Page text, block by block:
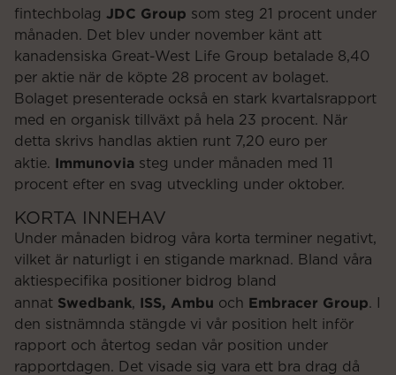
fintechbolag JDC Group som steg 21 procent under
månaden. Det blev under november känt att
kanadensiska Great-West Life Group betalade 8,40
per aktie när de köpte 28 procent av bolaget.
Bolaget presenterade också en stark kvartalsrapport
med en organisk tillväxt på hela 23 procent. När
detta skrivs handlas aktien runt 7,20 euro per
aktie. Immunovia steg under månaden med 11
procent efter en svag utveckling under oktober.
KORTA INNEHAV
Under månaden bidrog våra korta terminer negativt,
vilket är naturligt i en stigande marknad. Bland våra
aktiespecifika positioner bidrog bland
annat Swedbank, ISS, Ambu och Embracer Group. I
den sistnämnda stängde vi vår position helt inför
rapport och återtog sedan vår position under
rapportdagen. Det visade sig vara ett bra drag då